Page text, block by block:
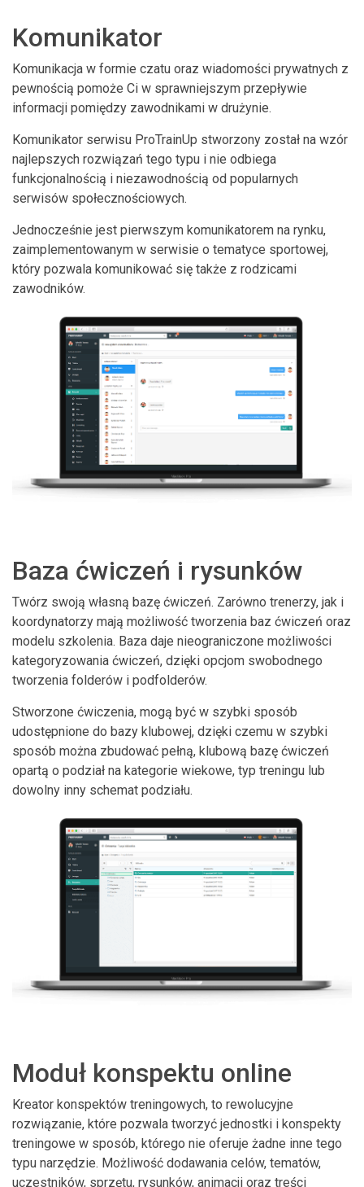
Komunikator
Komunikacja w formie czatu oraz wiadomości prywatnych z
pewnością pomoże Ci w sprawniejszym przepływie
informacji pomiędzy zawodnikami w drużynie.
Komunikator serwisu ProTrainUp stworzony został na wzór
najlepszych rozwiązań tego typu i nie odbiega
funkcjonalnością i niezawodnością od popularnych
serwisów społecznościowych.
Jednocześnie jest pierwszym komunikatorem na rynku,
zaimplementowanym w serwisie o tematyce sportowej,
który pozwala komunikować się także z rodzicami
zawodników.
Baza ćwiczeń i rysunków
Twórz swoją własną bazę ćwiczeń. Zarówno trenerzy, jak i
koordynatorzy mają możliwość tworzenia baz ćwiczeń oraz
modelu szkolenia. Baza daje nieograniczone możliwości
kategoryzowania ćwiczeń, dzięki opcjom swobodnego
tworzenia folderów i podfolderów.
Stworzone ćwiczenia, mogą być w szybki sposób
udostępnione do bazy klubowej, dzięki czemu w szybki
sposób można zbudować pełną, klubową bazę ćwiczeń
opartą o podział na kategorie wiekowe, typ treningu lub
dowolny inny schemat podziału.
Moduł konspektu online
Kreator konspektów treningowych, to rewolucyjne
rozwiązanie, które pozwala tworzyć jednostki i konspekty
treningowe w sposób, którego nie oferuje żadne inne tego
typu narzędzie. Możliwość dodawania celów, tematów,
uczestników, sprzętu, rysunków, animacji oraz treści